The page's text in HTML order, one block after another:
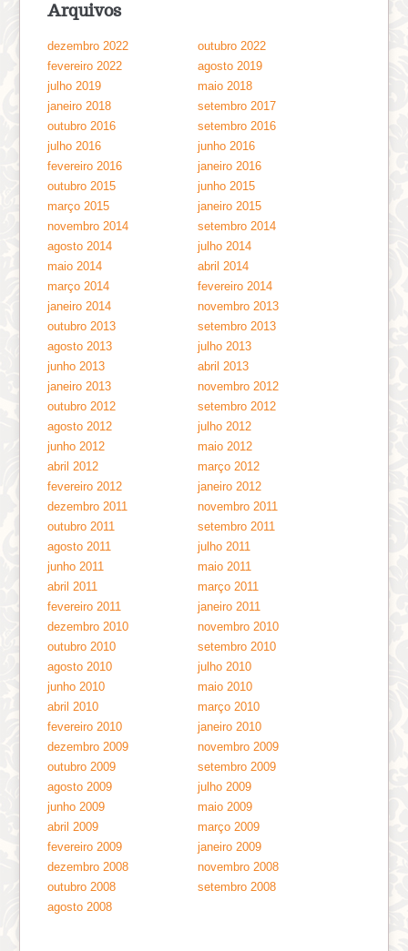
Arquivos
dezembro 2022
outubro 2022
fevereiro 2022
agosto 2019
julho 2019
maio 2018
janeiro 2018
setembro 2017
outubro 2016
setembro 2016
julho 2016
junho 2016
fevereiro 2016
janeiro 2016
outubro 2015
junho 2015
março 2015
janeiro 2015
novembro 2014
setembro 2014
agosto 2014
julho 2014
maio 2014
abril 2014
março 2014
fevereiro 2014
janeiro 2014
novembro 2013
outubro 2013
setembro 2013
agosto 2013
julho 2013
junho 2013
abril 2013
janeiro 2013
novembro 2012
outubro 2012
setembro 2012
agosto 2012
julho 2012
junho 2012
maio 2012
abril 2012
março 2012
fevereiro 2012
janeiro 2012
dezembro 2011
novembro 2011
outubro 2011
setembro 2011
agosto 2011
julho 2011
junho 2011
maio 2011
abril 2011
março 2011
fevereiro 2011
janeiro 2011
dezembro 2010
novembro 2010
outubro 2010
setembro 2010
agosto 2010
julho 2010
junho 2010
maio 2010
abril 2010
março 2010
fevereiro 2010
janeiro 2010
dezembro 2009
novembro 2009
outubro 2009
setembro 2009
agosto 2009
julho 2009
junho 2009
maio 2009
abril 2009
março 2009
fevereiro 2009
janeiro 2009
dezembro 2008
novembro 2008
outubro 2008
setembro 2008
agosto 2008